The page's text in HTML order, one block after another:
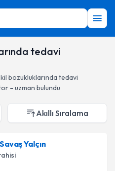
tedavi
bozukluklarında tedavi
- uzman bulundu
Akıllı Sıralama
Yalçın